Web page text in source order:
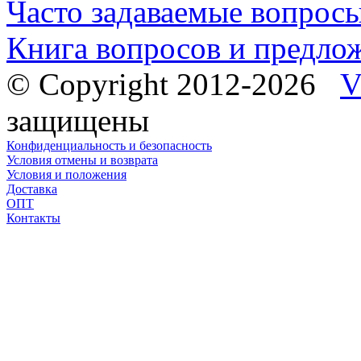
Часто задаваемые
Книга вопросов и
© Copyright 2012-2026
защищены
Конфиденциальность и безопасность
Условия отмены и возврата
Условия и положения
Доставка
ОПТ
Контакты